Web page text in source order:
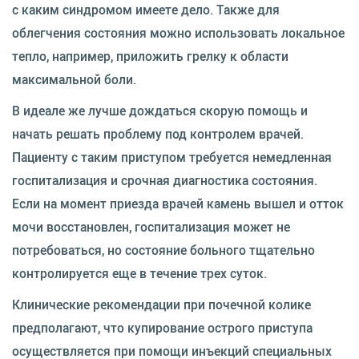
с каким синдромом имеете дело. Также для
облегчения состояния можно использовать локальное
тепло, например, приложить грелку к области
максимальной боли.
В идеале же лучше дождаться скорую помощь и
начать решать проблему под контролем врачей.
Пациенту с таким приступом требуется немедленная
госпитализация и срочная диагностика состояния.
Если на момент приезда врачей камень вышел и отток
мочи восстановлен, госпитализация может не
потребоваться, но состояние больного тщательно
контролируется еще в течение трех суток.
Клинические рекомендации при почечной колике
предполагают, что купирование острого приступа
осуществляется при помощи инъекций специальных